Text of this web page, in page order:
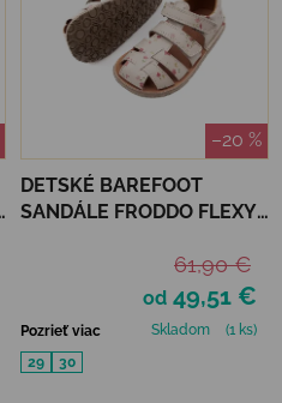
–20 %
DETSKÉ BAREFOOT
SANDÁLE FRODDO FLEXY
od 49,51 €
61,90 €
Pozrieť viac Skladom
(1 ks)
29
30